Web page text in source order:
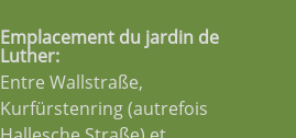
Emplacement du jardin de
Luther:
Entre Wallstraße,
Kurfürstenring (autrefois